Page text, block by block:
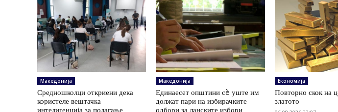
Македонија
Средношколци откриени дека
користеле вештачка
интелигенција за полагање
Македонија
Единаесет општини сè уште им
должат пари на избирачките
одбори за ланските избори
Економија
Повторно скок на
златото